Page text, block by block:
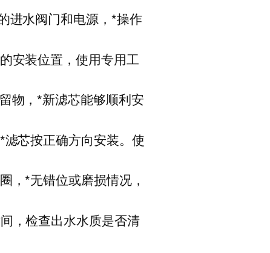
进水阀门和电源，*操作
安装位置，使用专用工
物，*新滤芯能够顺利安
芯按正确方向安装。使
，*无错位或磨损情况，
，检查出水水质是否清